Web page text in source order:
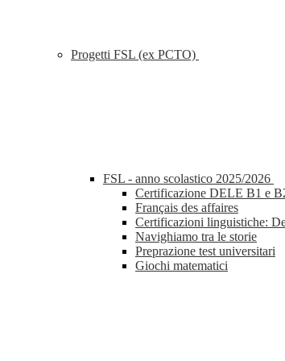
Progetti FSL (ex PCTO)
FSL - anno scolastico 2025/2026
Certificazione DELE B1 e
Français des affaires
Certificazioni linguistiche:
Navighiamo tra le storie
Preprazione test universitari
Giochi matematici